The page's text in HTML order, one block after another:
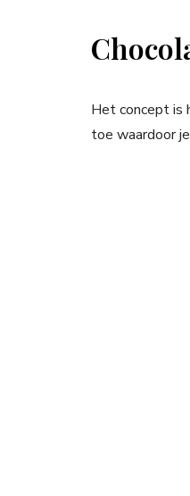
Het concept is
toe waardoor